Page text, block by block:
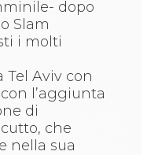
dopo
Slam
i molti
Aviv con
l’aggiunta
di
che
nella sua